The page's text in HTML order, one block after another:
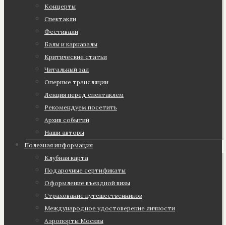
Концерты
Спектакли
Фестивали
Балы и карнавалы
Критические статьи
Читальный зал
Оперные трансляции
Лекция перед спектаклем
Рекомендуем посетить
Архив событий
Наши авторы
Полезная информация
Клубная карта
Подарочные сертификаты
Оформление въездной визы
Страхование путешественников
Международное удостоверение личности
Аэропорты Москвы